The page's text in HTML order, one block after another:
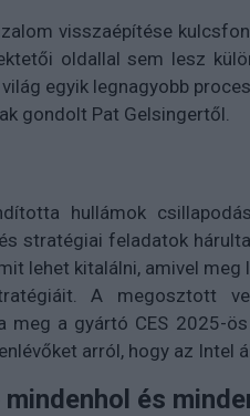
visszaépítése
oldallal sem lesz
világ egyik legnagyobb
gondolt Pat Gelsingertől.
hullámok
stratégiai feladatok
lehet kitalálni, amivel
A megosztott
meg a gyártó CES 2025-
arról, hogy az Intel
és